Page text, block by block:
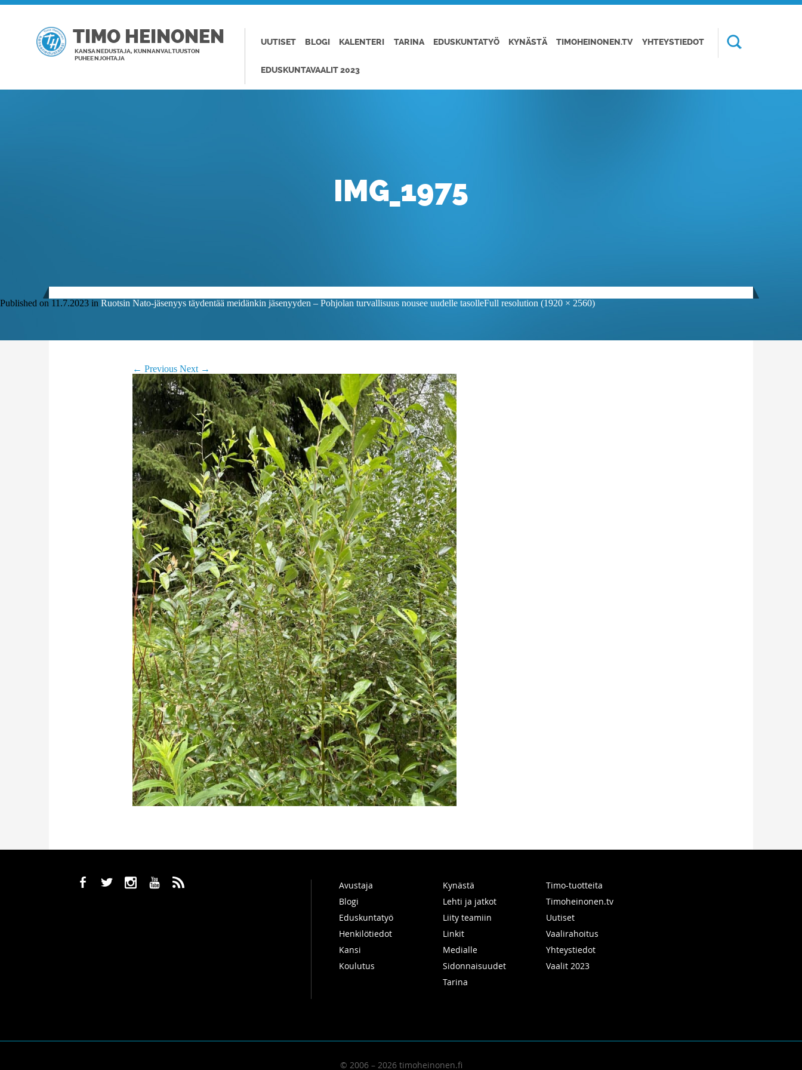
TIMO HEINONEN
KANSANEDUSTAJA, KUNNANVALTUUSTON
PUHEENJOHTAJA
UUTISET BLOGI KALENTERI TARINA EDUSKUNTATYÖ KYNÄSTÄ TIMOHEINONEN.TV YHTEYSTIEDOT
EDUSKUNTAVAALIT 2023
IMG_1975
Published on 11.7.2023 in Ruotsin Nato-jäsenyys täydentää meidänkin jäsenyyden – Pohjolan turvallisuus nousee uudelle tasolleFull resolution (1920 × 2560)
← Previous Next →
b a x r ,
Avustaja
Blogi
Eduskuntatyö
Henkilötiedot
Kansi
Koulutus
Kynästä
Lehti ja jatkot
Liity teamiin
Linkit
Medialle
Sidonnaisuudet
Tarina
Timo-tuotteita
Timoheinonen.tv
Uutiset
Vaalirahoitus
Yhteystiedot
Vaalit 2023
© 2006 – 2026 timoheinonen.fi